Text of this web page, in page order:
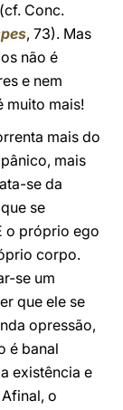
Conc.
, 73). Mas
não é
e nem
muito mais!
mais do
mais
se da
se
o próprio ego
corpo.
se um
que ele se
opressão,
é banal
existência e
o